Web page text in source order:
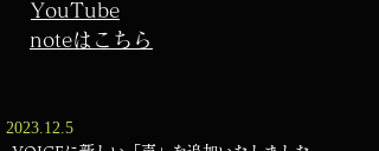
YouTube
noteはこちら
2023.12.5